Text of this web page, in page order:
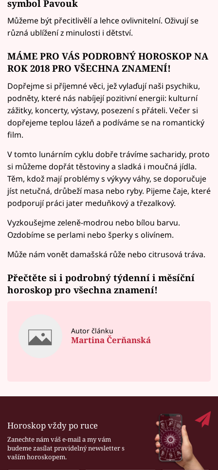
symbol Pavouk
Můžeme být přecitlivělí a lehce ovlivnitelní. Oživují se
různá ublížení z minulosti i dětství.
MÁME PRO VÁS PODROBNÝ HOROSKOP NA
ROK 2018 PRO VŠECHNA ZNAMENÍ!
Dopřejme si příjemné věci, jež vylaďují naši psychiku,
podněty, které nás nabíjejí pozitivní energii: kulturní
zážitky, koncerty, výstavy, posezení s přáteli. Večer si
dopřejeme teplou lázeň a podíváme se na romantický
film.
V tomto lunárním cyklu dobře trávíme sacharidy, proto
si můžeme dopřát těstoviny a sladká i moučná jídla.
Těm, kdož mají problémy s výkyvy váhy, se doporučuje
jíst netučná, drůbeží masa nebo ryby. Pijeme čaje, které
podporují práci jater meduňkový a třezalkový.
Vyzkoušejme zeleně-modrou nebo bílou barvu.
Ozdobíme se perlami nebo šperky s olivínem.
Může nám vonět damašská růže nebo citrusová tráva.
Přečtěte si i podrobný týdenní i měsíční
horoskop pro všechna znamení!
Autor článku
Martina Čerňanská
Horoskop vždy po ruce
Zanechte nám váš e-mail a my vám
budeme zasílat pravidelný newsletter s
vaším horoskopem.